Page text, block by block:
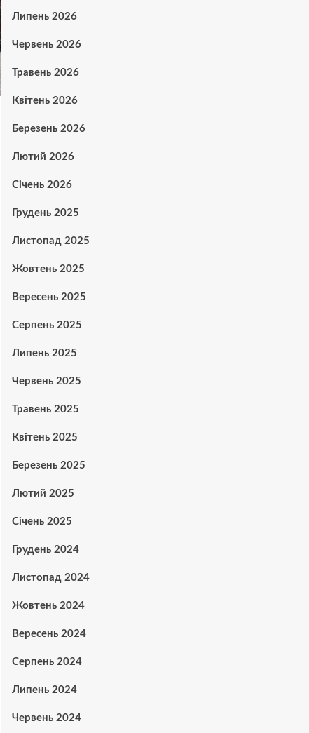
Липень 2026
Червень 2026
Травень 2026
Квітень 2026
Березень 2026
Лютий 2026
Січень 2026
Грудень 2025
Листопад 2025
Жовтень 2025
Вересень 2025
Серпень 2025
Липень 2025
Червень 2025
Травень 2025
Квітень 2025
Березень 2025
Лютий 2025
Січень 2025
Грудень 2024
Листопад 2024
Жовтень 2024
Вересень 2024
Серпень 2024
Липень 2024
Червень 2024